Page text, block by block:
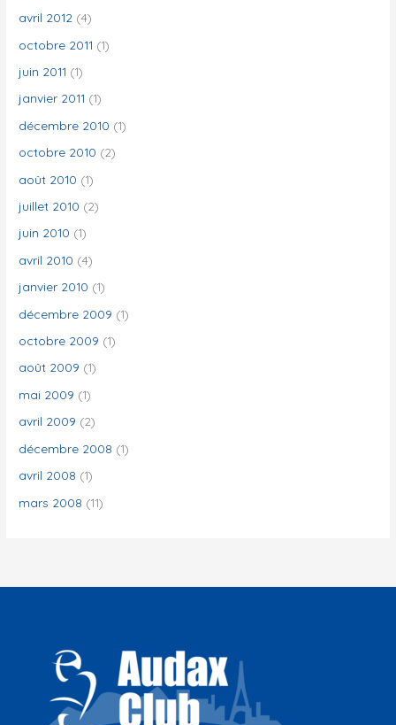
avril 2012 (4)
octobre 2011 (1)
juin 2011 (1)
janvier 2011 (1)
décembre 2010 (1)
octobre 2010 (2)
août 2010 (1)
juillet 2010 (2)
juin 2010 (1)
avril 2010 (4)
janvier 2010 (1)
décembre 2009 (1)
octobre 2009 (1)
août 2009 (1)
mai 2009 (1)
avril 2009 (2)
décembre 2008 (1)
avril 2008 (1)
mars 2008 (11)